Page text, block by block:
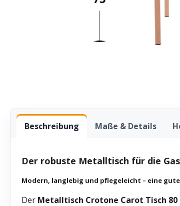
Beschreibung Maße & Details
Der robuste Metalltisch für die
Modern, langlebig und pflegeleicht – eine
Der Metalltisch Crotone Carot Tisch 80